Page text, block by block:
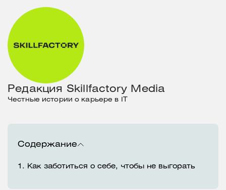
Содержание
1. Как заботиться о себе, чтобы не выгорать
Редакция Skillfactory Media
Честные истории о карьере в IT